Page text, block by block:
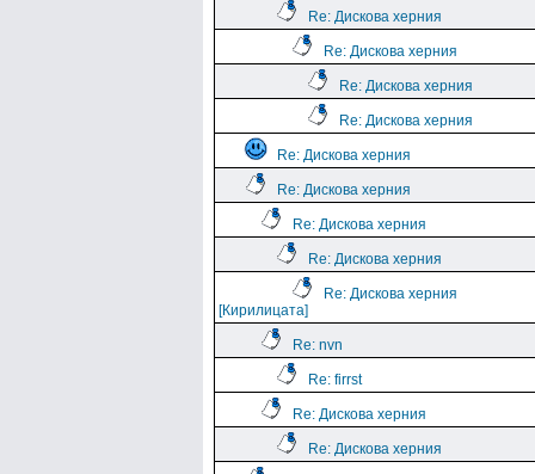
Re: Дискова херния
Re: Дискова херния
Re: Дискова херния
Re: Дискова херния
Re: Дискова херния
Re: Дискова херния
Re: Дискова херния
Re: Дискова херния
Re: Дискова херния
[Кирилицата]
Re: nvn
Re: firrst
Re: Дискова херния
Re: Дискова херния